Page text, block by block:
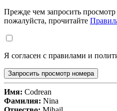
Прежде чем запросить
пожалуйста, прочитайте
Я согласен с правилами и
Запросить просмотр номера
Имя: Codrean
Фамилия: Nina